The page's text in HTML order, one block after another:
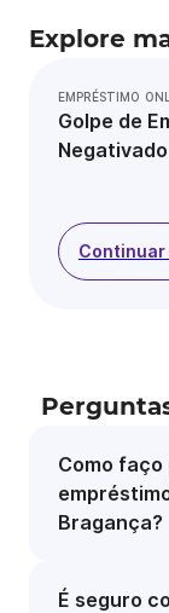
Explore
EMPRÉSTIMO
Golpe de
Negativado
Continuar
Como
Bragança?
É seguro